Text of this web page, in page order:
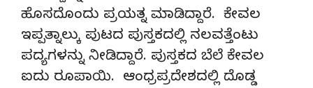
ಹೊಸದೊಂದು ಪ್ರಯತ್ನ ಮಾಡಿದ್ದಾರೆ. ಕೇವಲ
ಇಪ್ಪತ್ನಾಲ್ಕು ಪುಟದ ಪುಸ್ತಕದಲ್ಲಿ ನಲವತ್ತೆಂಟು
ಪದ್ಯಗಳನ್ನು ನೀಡಿದ್ದಾರೆ. ಪುಸ್ತಕದ ಬೆಲೆ ಕೇವಲ
ಐದು ರೂಪಾಯಿ. ಆಂಧ್ರಪ್ರದೇಶದಲ್ಲಿ ದೊಡ್ಡ